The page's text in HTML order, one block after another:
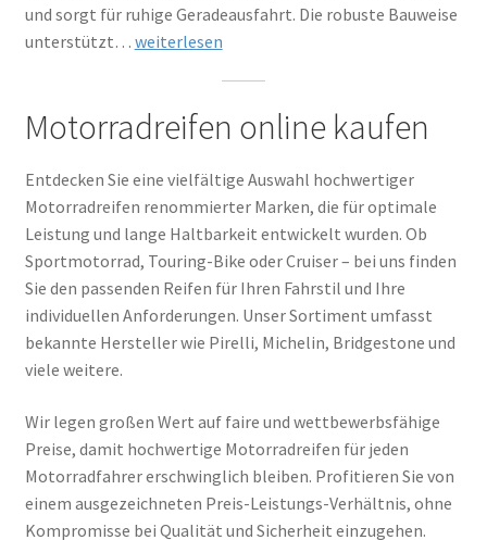
und sorgt für ruhige Geradeausfahrt. Die robuste Bauweise
unterstützt… Pirelli
–
für
den
urbanen
Alltag
weiterlesen
Motorradreifen online kaufen
Entdecken Sie eine vielfältige Auswahl hochwertiger
Motorradreifen renommierter Marken, die für optimale
Leistung und lange Haltbarkeit entwickelt wurden. Ob
Sportmotorrad, Touring-Bike oder Cruiser – bei uns finden
Sie den passenden Reifen für Ihren Fahrstil und Ihre
individuellen Anforderungen. Unser Sortiment umfasst
bekannte Hersteller wie Pirelli, Michelin, Bridgestone und
viele weitere.
Wir legen großen Wert auf faire und wettbewerbsfähige
Preise, damit hochwertige Motorradreifen für jeden
Motorradfahrer erschwinglich bleiben. Profitieren Sie von
einem ausgezeichneten Preis-Leistungs-Verhältnis, ohne
Kompromisse bei Qualität und Sicherheit einzugehen.